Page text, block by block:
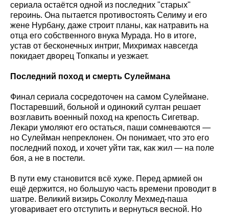
сериала остаётся одной из последних "старых"
героинь. Она пытается противостоять Селиму и его
жене Нурбану, даже строит планы, как натравить на
отца его собственного внука Мурада. Но в итоге,
устав от бесконечных интриг, Михримах навсегда
покидает дворец Топкапы и уезжает.
Последний поход и смерть Сулеймана
Финал сериала сосредоточен на самом Сулеймане.
Постаревший, больной и одинокий султан решает
возглавить военный поход на крепость Сигетвар.
Лекари умоляют его остаться, паши сомневаются —
но Сулейман непреклонен. Он понимает, что это его
последний поход, и хочет уйти так, как жил — на поле
боя, а не в постели.
В пути ему становится всё хуже. Перед армией он
ещё держится, но большую часть времени проводит в
шатре. Великий визирь Соколлу Мехмед-паша
уговаривает его отступить и вернуться весной. Но